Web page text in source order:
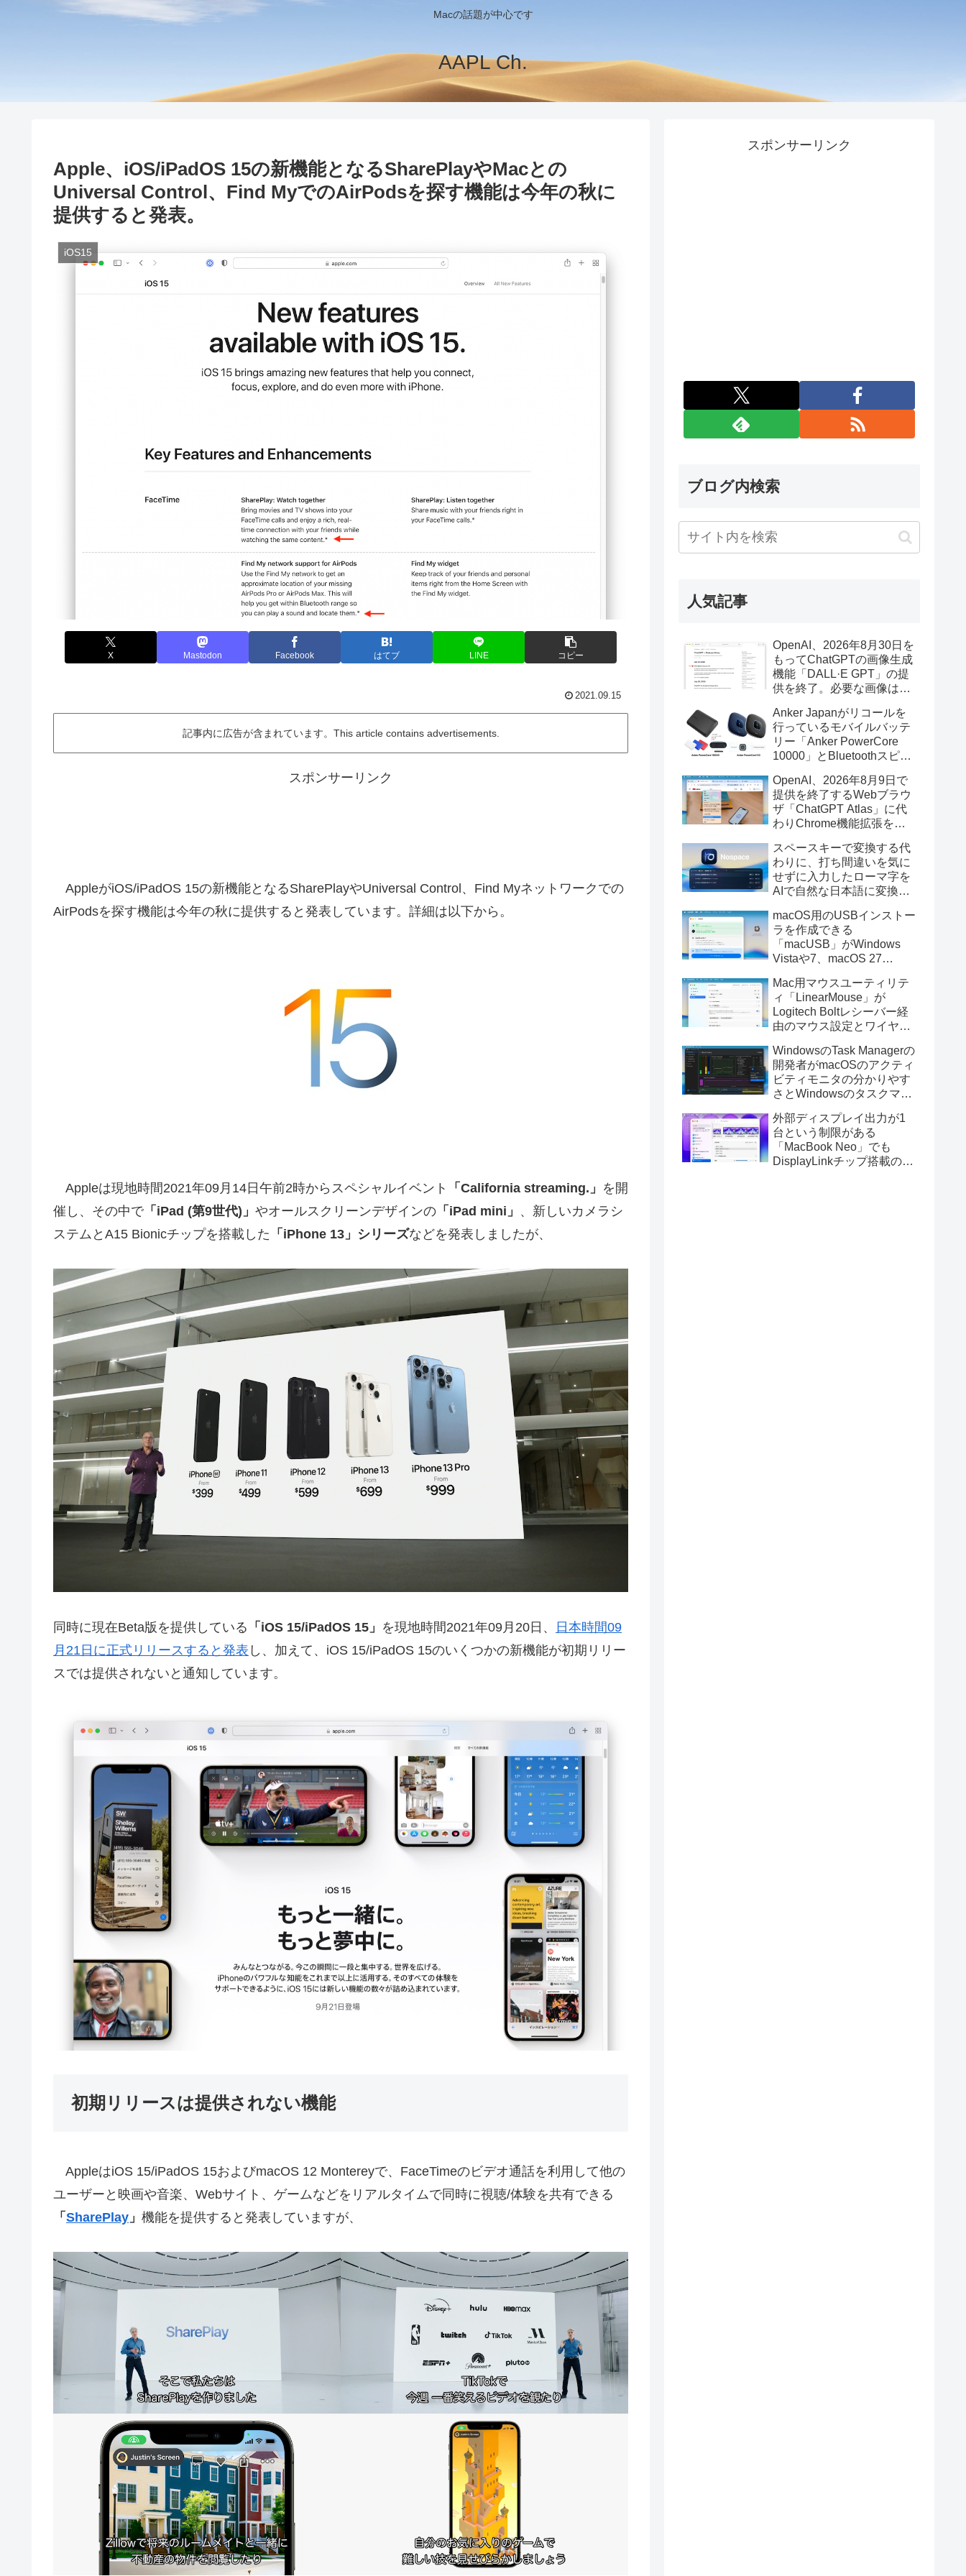
Macの話題が中心です
AAPL Ch.
Apple、iOS/iPadOS 15の新機能となるSharePlayやMacとの
Universal Control、Find MyでのAirPodsを探す機能は今年の秋に
提供すると発表。
iOS15
X Mastodon Facebook はてブ LINE コピー
2021.09.15
記事内に広告が含まれています。This article contains advertisements.
スポンサーリンク
AppleがiOS/iPadOS 15の新機能となるSharePlayやUniversal Control、Find Myネットワークでの
AirPodsを探す機能は今年の秋に提供すると発表しています。詳細は以下から。
Appleは現地時間2021年09月14日午前2時からスペシャルイベント 「California streaming.」 を開
催し、その中で「iPad (第9世代)」 やオールスクリーンデザインの 「iPad mini」 、新しいカメラシ
ステムとA15 Bionicチップを搭載した 「iPhone 13」シリーズなどを発表しましたが、
同時に現在Beta版を提供している 「iOS 15/iPadOS 15」 を現地時間2021年09月20日、
日本時間09
月21日に正式リリースすると発表 し、加えて、iOS 15/iPadOS 15のいくつかの新機能が初期リリー
スでは提供されないと通知しています。
初期リリースは提供されない機能
AppleはiOS 15/iPadOS 15およびmacOS 12 Montereyで、FaceTimeのビデオ通話を利用して他の
ユーザーと映画や音楽、Webサイト、ゲームなどをリアルタイムで同時に視聴/体験を共有できる
「 SharePlay 」 機能を提供すると発表していますが、
スポンサーリンク
ブログ内検索
人気記事
OpenAI、2026年8月30日を
もってChatGPTの画像生成
機能「DALL·E GPT」の提
供を終了。必要な画像は期
Anker Japanがリコールを
行っているモバイルバッテ
リー「Anker PowerCore
10000」とBluetoothスピー
辺を焼損する火災が6月に3
件発生していたそうなので
注意を。
OpenAI、2026年8月9日で
提供を終了するWebブラウ
ザ「ChatGPT Atlas」に代
わりChrome機能拡張をア
画の質問やAsk ChatGPT機
能を追加。
スペースキーで変換する代
わりに、打ち間違いを気に
せずに入力したローマ字を
AIで自然な日本語に変換し
力アプリ「Nospace」がリ
リース。
macOS用のUSBインストー
ラを作成できる
「macUSB」がWindows
Vistaや7、macOS 27
トーラの作成に対応。
Mac用マウスユーティリテ
ィ「LinearMouse」が
Logitech Boltレシーバー経
由のマウス設定とワイヤレ
ックボールに対応。
WindowsのTask Managerの
開発者がmacOSのアクティ
ビティモニタの分かりやす
さとWindowsのタスクマネ
Mac用システムモニタアプ
リ「Task Manager TMOG」
のBeta版を公開。
外部ディスプレイ出力が1
台という制限がある
「MacBook Neo」でも
DisplayLinkチップ搭載の